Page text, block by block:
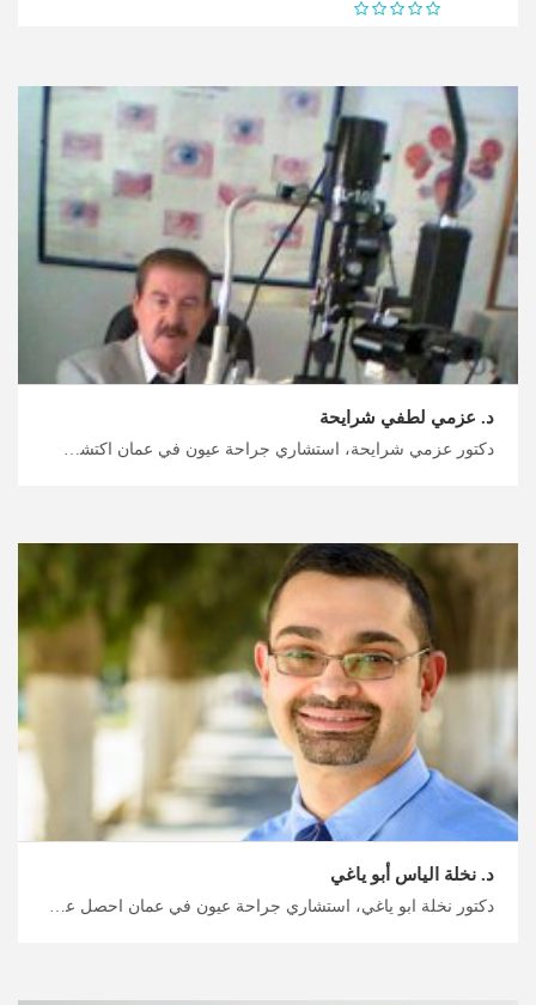
د. عزمي لطفي شرايحة
دكتور عزمي شرايحة، استشاري جراحة عيون في عمان اكتشف أفضل وجهات السياحة العلاجية في الأردن مع ميدكس الأردن، تصحيح الرؤية بالليزر والليزك في الأردن، ميدكس هي طريقك للحصول على رحلة علاج واستجمام شاملة
د. نخلة الياس أبو ياغي
دكتور نخلة ابو ياغي، استشاري جراحة عيون في عمان احصل على خطة علاج ملائمة في الأردن مع ميدكس الأردن، تكنولوجيا متقدمة لجراحة العيون الدقيقة في الأردن، ميدكس هي خيارك الصحيح لخدمات الاستقبال والعلاج